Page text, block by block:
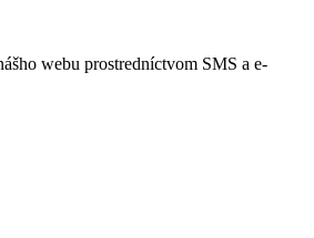
webu prostredníctvom SMS a e-